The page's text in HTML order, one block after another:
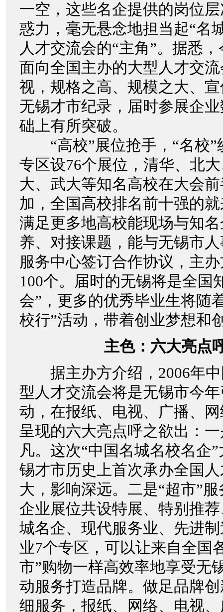
一空，这些名企提供的岗位
惑力，毫无悬念地担当起“名
人才交流会的“主角”。据悉
面向全国主办的大型人才交
视，规格之高、规模之大、
无锡才市纪录，届时参展企
础上有所突破。
“高校”展位抢手，“名校”
专区设76个展位，清华、北
大、武大等知名高校在大会
加，全国高校排名前十强的
满足更多地高校能现场与知
养、对接课题，能与无锡市
服务中心签订合作协议，主
100个。届时的无锡将是全国
会”，更多的优秀毕业生将随
校行”活动，带着创业梦想和
主色：六大亮点
据主办方介绍，2006年中
型人才交流会将是无锡市今
动，在报纸、电视、广播、
呈现的六大亮点呼之欲出：
凡。这次“中国名城名校名企
锡才市历史上首次承办全国
大，影响深远。二是“超市”
企业展位共设特展、特别推
城名企、现代服务业、先进
业7个专区，可以让来自全国
市”购物一样高效率地享受无
动服务打造品牌。做足品牌
细服务，报纸、网络、电视